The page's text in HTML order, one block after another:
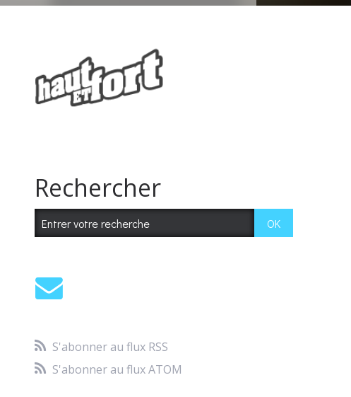
Rechercher
S'abonner au flux RSS
S'abonner au flux ATOM